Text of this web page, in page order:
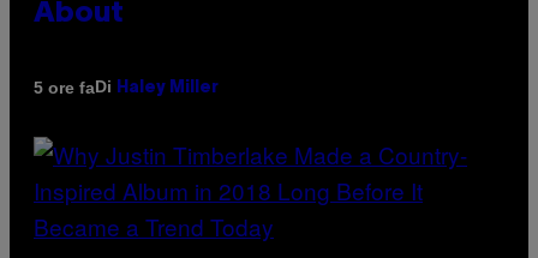
About
5 ore faDi Haley Miller